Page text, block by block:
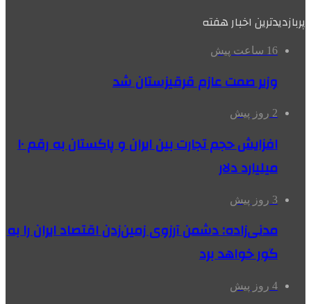
پربازدیدترین اخبار هفته
16 ساعت پیش
وزیر صمت عازم قرقیزستان شد
2 روز پیش
افزایش حجم تجارت بین ایران و پاکستان به رقم ۱۰
میلیارد دلار
3 روز پیش
مدنی‌زاده: دشمن آرزوی زمین‌زدن اقتصاد ایران را به
گور خواهد برد
4 روز پیش